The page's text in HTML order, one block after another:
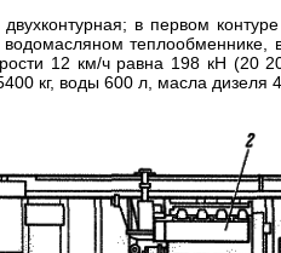
в первом
теплообменнике,
12 км/ч равна 198 кН (20
кг, воды 600 л, масла дизеля